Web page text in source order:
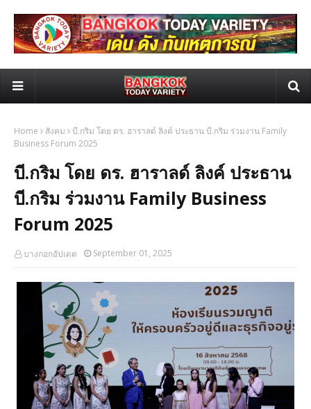
Home สังคม
บี.กริม โดย ดร. ฮาราลด์ ลิงค์ ประธาน บี.กริม ร่วมงาน Family
Business Forum 2025
บี.กริม โดย ดร. ฮาราลด์ ลิงค์ ประธาน
บี.กริม ร่วมงาน Family Business
Forum 2025
บางกอกอัปเดต September 01, 2025